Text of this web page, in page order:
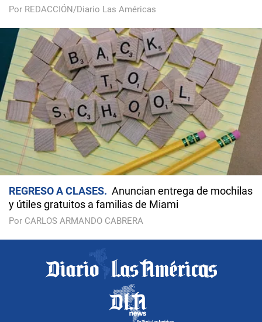
Por REDACCIÓN/Diario Las Américas
REGRESO A CLASES
Anuncian entrega de mochilas
y útiles gratuitos a familias de Miami
Por CARLOS ARMANDO CABRERA